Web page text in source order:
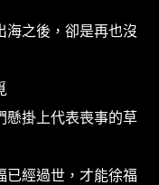
海之後，卻是再也沒
懸掛上代表喪事的草
已經過世，才能徐福